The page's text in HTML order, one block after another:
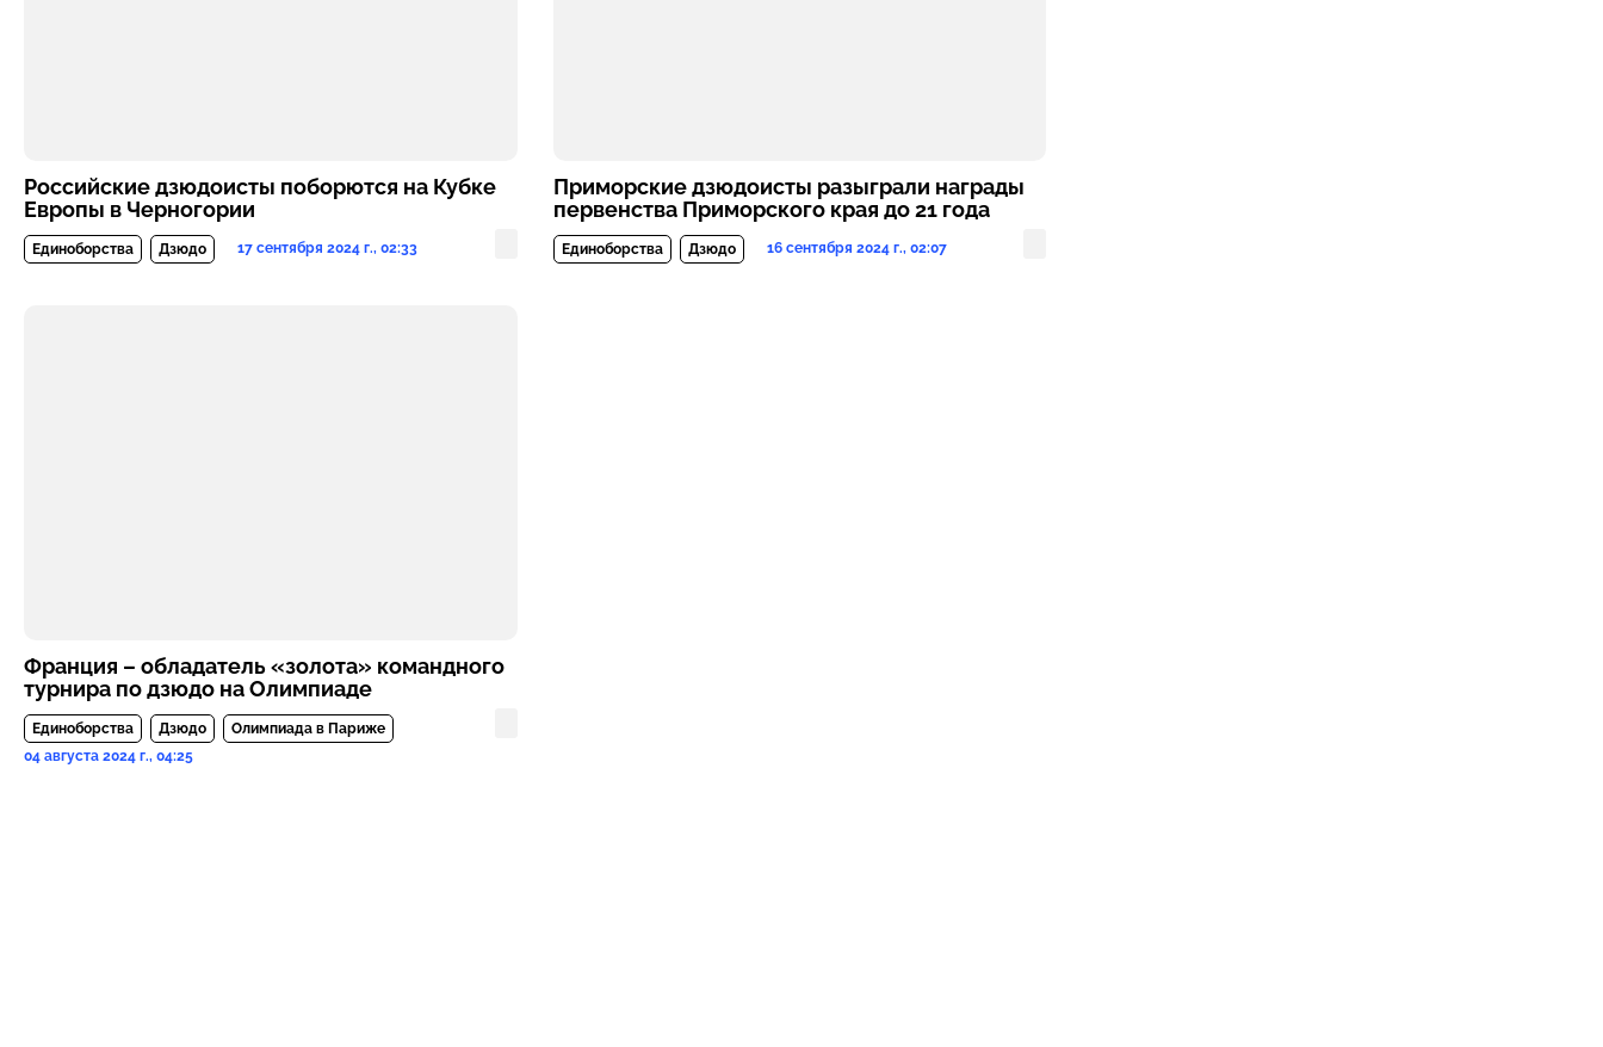
Российские дзюдоисты поборются на Кубке
Европы в Черногории
Единоборства Дзюдо 17 сентября 2024 г., 02:33
Приморские дзюдоисты разыграли награды
первенства Приморского края до 21 года
Единоборства Дзюдо 16 сентября 2024 г., 02:07
Франция – обладатель «золота» командного
турнира по дзюдо на Олимпиаде
Единоборства Дзюдо
Олимпиада в Париже
04 августа 2024 г., 04:25